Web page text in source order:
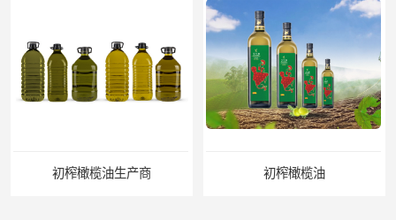
初榨橄榄油生产商 初榨橄榄油